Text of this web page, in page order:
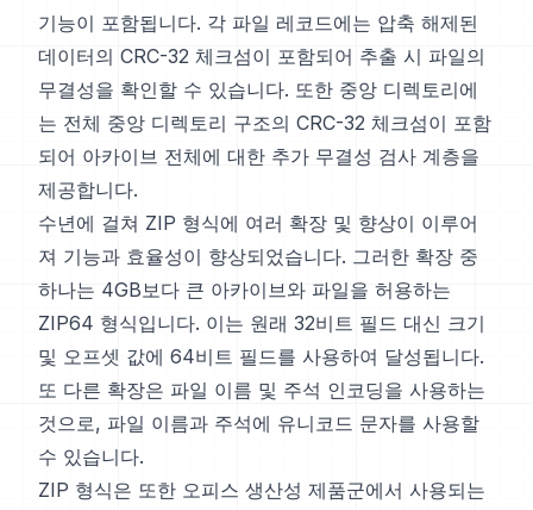
기능이 포함됩니다. 각 파일 레코드에는 압축 해제된
데이터의 CRC-32 체크섬이 포함되어 추출 시 파일의
무결성을 확인할 수 있습니다. 또한 중앙 디렉토리에
는 전체 중앙 디렉토리 구조의 CRC-32 체크섬이 포함
되어 아카이브 전체에 대한 추가 무결성 검사 계층을
제공합니다.
수년에 걸쳐 ZIP 형식에 여러 확장 및 향상이 이루어
져 기능과 효율성이 향상되었습니다. 그러한 확장 중
하나는 4GB보다 큰 아카이브와 파일을 허용하는
ZIP64 형식입니다. 이는 원래 32비트 필드 대신 크기
및 오프셋 값에 64비트 필드를 사용하여 달성됩니다.
또 다른 확장은 파일 이름 및 주석 인코딩을 사용하는
것으로, 파일 이름과 주석에 유니코드 문자를 사용할
수 있습니다.
ZIP 형식은 또한 오피스 생산성 제품군에서 사용되는